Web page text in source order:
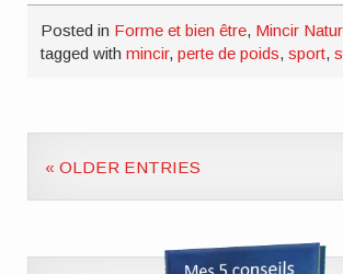
Posted in Forme et bien être, Mincir
tagged withmincir,perte de poids,sport,
« OLDER ENTRIES